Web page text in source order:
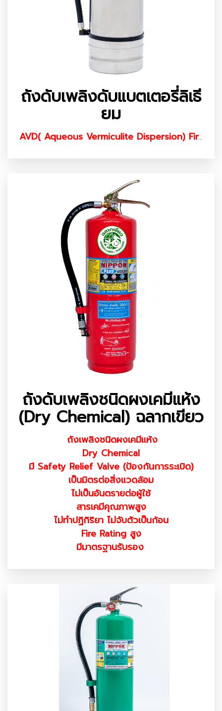
ถังดับเพลิงดับแบตเตอรี่ลิเธี
ยม
AVD( Aqueous Vermiculite Dispersion) Fire Extinguisher
ถังดับเพลิงชนิดผงเคมีแห้ง
(Dry Chemical) ฉลากเขียว
ถังเพลิงชนิดผงเคมีแห้ง
Dry Chemical
มี Safety Relief Valve (ป้องกันการระเบิด)
เป็นมิตรต่อสิ่งแวดล้อม
ไม่เป็นอันตรายต่อผู้ใช้
สารเคมีคุณภาพสูง
ไม่ทำปฏิกิริยา ไม่จับตัวเป็นก้อน
Fire Rating สูง
มีมาตรฐานรับรอง